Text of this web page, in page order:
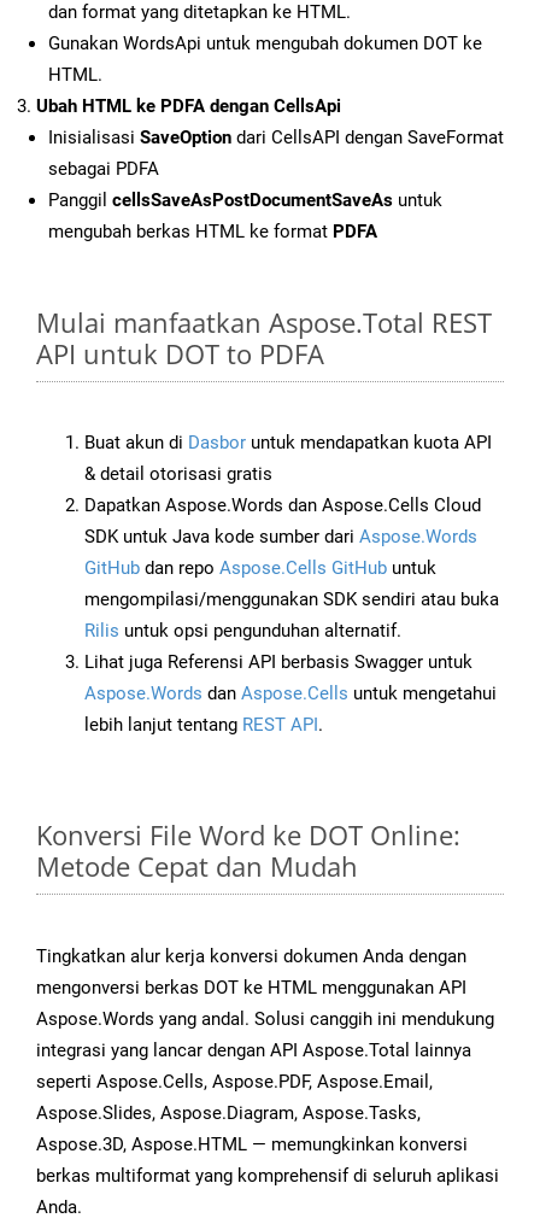
dan format yang ditetapkan ke HTML.
Gunakan WordsApi untuk mengubah dokumen DOT ke
HTML.
Ubah HTML ke PDFA dengan CellsApi
Inisialisasi SaveOption dari CellsAPI dengan SaveFormat
sebagai PDFA
Panggil cellsSaveAsPostDocumentSaveAs untuk
mengubah berkas HTML ke format PDFA
Mulai manfaatkan Aspose.Total REST
API untuk DOT to PDFA
Buat akun di Dasbor untuk mendapatkan kuota API
& detail otorisasi gratis
Dapatkan Aspose.Words dan Aspose.Cells Cloud
SDK untuk Java kode sumber dari Aspose.Words
GitHub dan repo Aspose.Cells GitHub untuk
mengompilasi/menggunakan SDK sendiri atau buka
Rilis untuk opsi pengunduhan alternatif.
Lihat juga Referensi API berbasis Swagger untuk
Aspose.Words dan Aspose.Cells untuk mengetahui
lebih lanjut tentang REST API.
Konversi File Word ke DOT Online:
Metode Cepat dan Mudah
Tingkatkan alur kerja konversi dokumen Anda dengan
mengonversi berkas DOT ke HTML menggunakan API
Aspose.Words yang andal. Solusi canggih ini mendukung
integrasi yang lancar dengan API Aspose.Total lainnya
seperti Aspose.Cells, Aspose.PDF, Aspose.Email,
Aspose.Slides, Aspose.Diagram, Aspose.Tasks,
Aspose.3D, Aspose.HTML — memungkinkan konversi
berkas multiformat yang komprehensif di seluruh aplikasi
Anda.